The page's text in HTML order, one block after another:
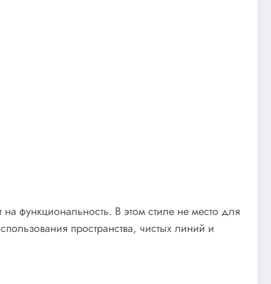
функциональность. В этом стиле не место для
пространства, чистых линий и